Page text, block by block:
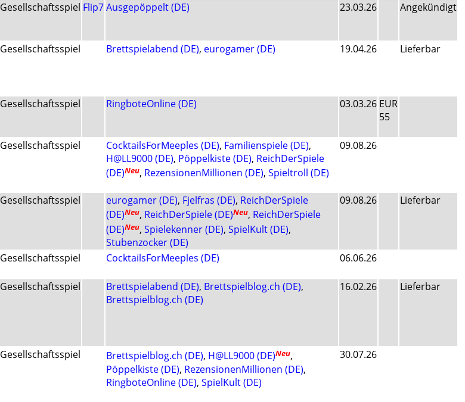
Gesellschaftsspiel Flip7Ausgepöppelt (DE) 23.03.26 Angekündigt
Gesellschaftsspiel Brettspielabend (DE), eurogamer (DE) 19.04.26 Lieferbar
Gesellschaftsspiel RingboteOnline (DE) 03.03.26 EUR
55
Gesellschaftsspiel CocktailsForMeeples (DE), Familienspiele (DE),
H@LL9000 (DE), Pöppelkiste (DE), ReichDerSpiele
(DE)Neu, RezensionenMillionen (DE), Spieltroll (DE)
09.08.26
Gesellschaftsspiel eurogamer (DE), Fjelfras (DE), ReichDerSpiele
(DE)Neu, ReichDerSpiele (DE)Neu, ReichDerSpiele
(DE)Neu, Spielekenner (DE), SpielKult (DE),
Stubenzocker (DE)
09.08.26 Lieferbar
Gesellschaftsspiel CocktailsForMeeples (DE) 06.06.26
Gesellschaftsspiel Brettspielabend (DE), Brettspielblog.ch (DE),
Brettspielblog.ch (DE)
16.02.26 Lieferbar
Gesellschaftsspiel Brettspielblog.ch (DE), H@LL9000 (DE)Neu,
Pöppelkiste (DE), RezensionenMillionen (DE),
RingboteOnline (DE), SpielKult (DE)
30.07.26